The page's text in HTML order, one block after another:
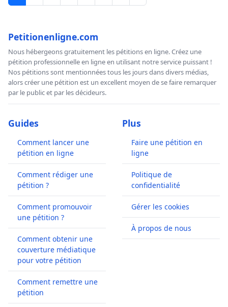
Petitionenligne.com
Nous hébergeons gratuitement les pétitions en ligne. Créez une
pétition professionnelle en ligne en utilisant notre service puissant !
Nos pétitions sont mentionnées tous les jours dans divers médias,
alors créer une pétition est un excellent moyen de se faire remarquer
par le public et par les décideurs.
Guides
Comment lancer une
pétition en ligne
Comment rédiger une
pétition ?
Comment promouvoir
une pétition ?
Comment obtenir une
couverture médiatique
pour votre pétition
Comment remettre une
pétition
Plus
Faire une pétition en
ligne
Politique de
confidentialité
Gérer les cookies
À propos de nous